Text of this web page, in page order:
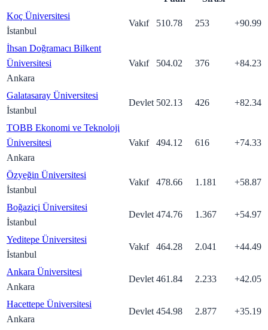
Koç Üniversitesi
İstanbul
Vakıf 510.78 253 +90.99
İhsan Doğramacı Bilkent
Üniversitesi
Ankara
Vakıf 504.02 376 +84.23
Galatasaray Üniversitesi
İstanbul
Devlet 502.13 426 +82.34
TOBB Ekonomi ve Teknoloji
Üniversitesi
Ankara
Vakıf 494.12 616 +74.33
Özyeğin Üniversitesi
İstanbul
Vakıf 478.66 1.181 +58.87
Boğaziçi Üniversitesi
İstanbul
Devlet 474.76 1.367 +54.97
Yeditepe Üniversitesi
İstanbul
Vakıf 464.28 2.041 +44.49
Ankara Üniversitesi
Ankara
Devlet 461.84 2.233 +42.05
Hacettepe Üniversitesi
Ankara
Devlet 454.98 2.877 +35.19